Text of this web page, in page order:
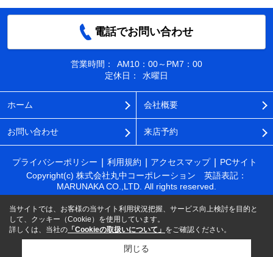
電話でお問い合わせ
営業時間：
AM10：00～PM7：00
定休日：
水曜日
ホーム 会社概要
お問い合わせ 来店予約
プライバシーポリシー 利用規約 アクセスマップ
PCサイト
Copyright(c) 株式会社丸中コーポレーション 英語表記：
MARUNAKA CO.,LTD. All rights reserved.
当サイトでは、お客様の当サイト利用状況把握、サービス向上検討を目的と
して、クッキー（Cookie）を使用しています。
詳しくは、当社の 「Cookieの取扱いについて」 をご確認ください。
閉じる